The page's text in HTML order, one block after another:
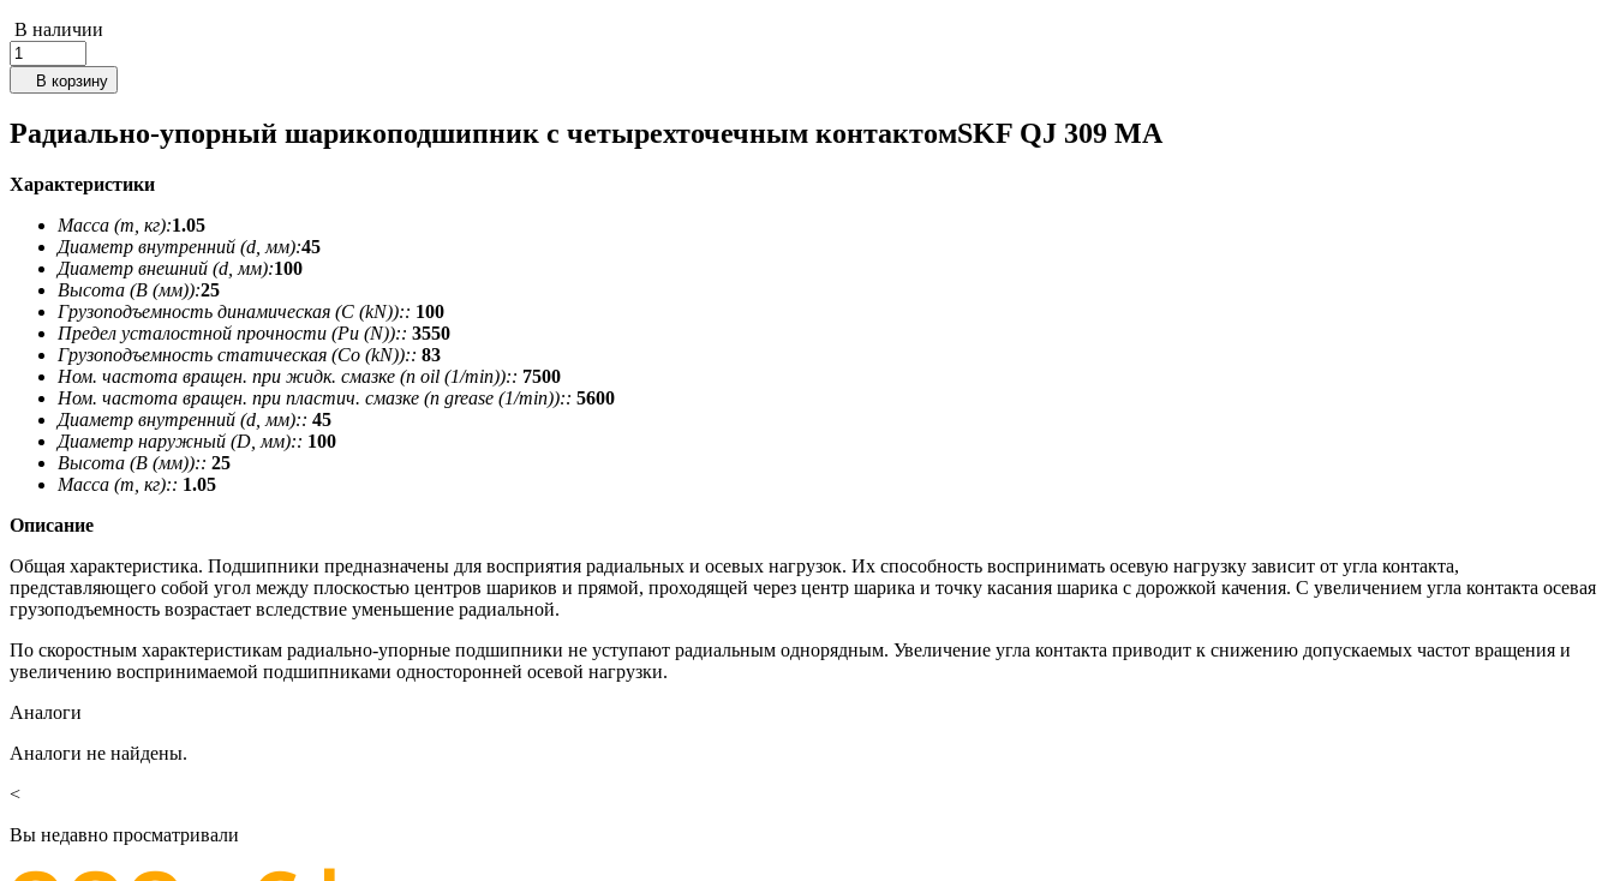
В наличии
В корзину
Радиально-упорный шарикоподшипник с четырехточечным контактомSKF QJ 309 MA
Характеристики
Масса (m, кг):1.05
Диаметр внутренний (d, мм):45
Диаметр внешний (d, мм):100
Высота (В (мм)):25
Грузоподъемность динамическая (C (kN)):: 100
Предел усталостной прочности (Pu (N)):: 3550
Грузоподъемность статическая (Co (kN)):: 83
Ном. частота вращен. при жидк. смазке (n oil (1/min)):: 7500
Ном. частота вращен. при пластич. смазке (n grease (1/min)):: 5600
Диаметр внутренний (d, мм):: 45
Диаметр наружный (D, мм):: 100
Высота (В (мм)):: 25
Масса (m, кг):: 1.05
Описание
Общая характеристика. Подшипники предназначены для восприятия радиальных и осевых нагрузок. Их способность воспринимать осевую нагрузку зависит от угла контакта,
представляющего собой угол между плоскостью центров шариков и прямой, проходящей через центр шарика и точку касания шарика с дорожкой качения. С увеличением угла контакта осевая
грузоподъемность возрастает вследствие уменьшение радиальной.
По скоростным характеристикам радиально-упорные подшипники не уступают радиальным однорядным. Увеличение угла контакта приводит к снижению допускаемых частот вращения и
увеличению воспринимаемой подшипниками односторонней осевой нагрузки.
Аналоги
Аналоги не найдены.
<
Вы недавно просматривали